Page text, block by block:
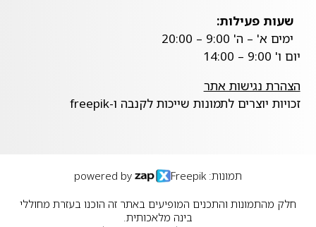
שעות פעילות:
ימים א' – ה' 9:00 – 20:00
יום ו' 9:00 – 14:00
הצהרת נגישות אתר
זכויות יוצרים לתמונות שייכות לקנבה ו-freepik
תמונות: Freepik powered by
חלק מהתמונות והתכנים המופיעים באתר זה הוכנו בעזרת מחוללי
בינה מלאכותית.